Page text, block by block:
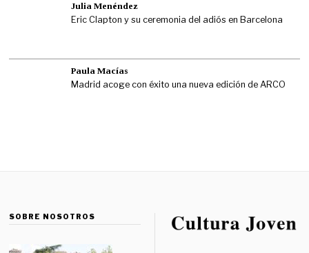
Julia Menéndez
Eric Clapton y su ceremonia del adiós en Barcelona
Paula Macías
Madrid acoge con éxito una nueva edición de ARCO
SOBRE NOSOTROS